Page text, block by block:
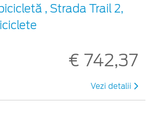
, Strada Trail 2,
€ 742,37
Vezi detalii